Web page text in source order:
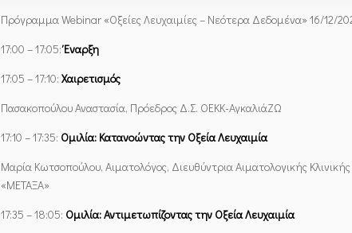
Πρόγραμμα Webinar «Οξείες Λευχαιμίες – Νεότερα Δεδομένα» 16/12/
17:00 – 17:05:Έναρξη
17:05 – 17:10:Χαιρετισμός
Πασακοπούλου Αναστασία, Πρόεδρος Δ.Σ. ΟΕΚΚ-ΑγκαλιάΖΩ
17:10 – 17:35: Ομιλία: Κατανοώντας την Οξεία Λευχαιμία
Μαρία Κωτσοπούλου, Αιματολόγος, Διευθύντρια Αιματολογικής
«ΜΕΤΑΞΑ»
17:35 – 18:05: Ομιλία: Αντιμετωπίζοντας την Οξεία Λευχαιμία